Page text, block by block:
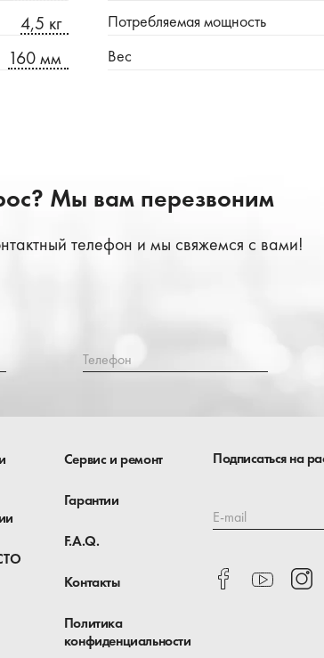
4,5 кг
160 мм
Потребляемая мощность
Вес
Мы вам перезвоним
телефон и мы свяжемся с вами!
Телефон
Сервис и ремонт
Гарантии
F.A.Q.
Контакты
Политика
конфиденциальности
Подписаться на
E-mail